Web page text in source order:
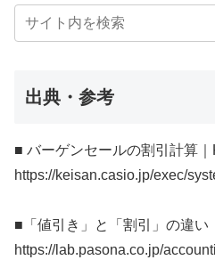
出典・参考
■ バーゲンセールの割引計算｜
https://keisan.casio.jp/exec/
■「値引き」と「割引」の違い
https://lab.pasona.co.jp/